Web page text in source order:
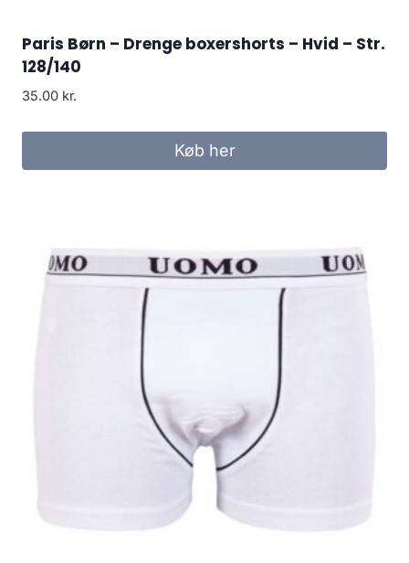
Paris Børn – Drenge boxershorts – Hvid – Str.
128/140
35.00 kr.
Køb her